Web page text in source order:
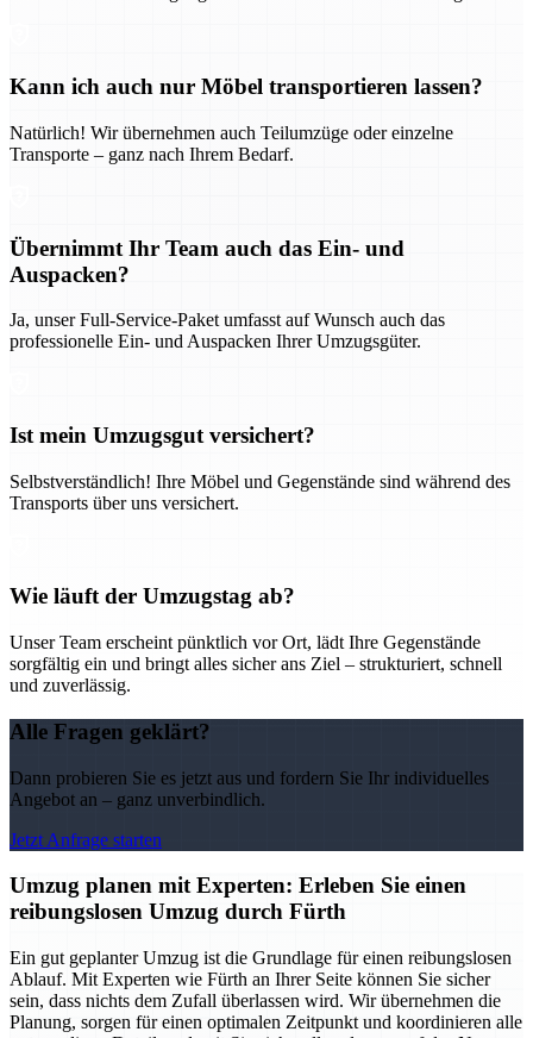
Kann ich auch nur Möbel transportieren lassen?
Natürlich! Wir übernehmen auch Teilumzüge oder einzelne
Transporte – ganz nach Ihrem Bedarf.
Übernimmt Ihr Team auch das Ein- und
Auspacken?
Ja, unser Full-Service-Paket umfasst auf Wunsch auch das
professionelle Ein- und Auspacken Ihrer Umzugsgüter.
Ist mein Umzugsgut versichert?
Selbstverständlich! Ihre Möbel und Gegenstände sind während des
Transports über uns versichert.
Wie läuft der Umzugstag ab?
Unser Team erscheint pünktlich vor Ort, lädt Ihre Gegenstände
sorgfältig ein und bringt alles sicher ans Ziel – strukturiert, schnell
und zuverlässig.
Alle Fragen geklärt?
Dann probieren Sie es jetzt aus und fordern Sie Ihr individuelles
Angebot an – ganz unverbindlich.
Jetzt Anfrage starten
Umzug planen mit Experten: Erleben Sie einen
reibungslosen Umzug durch Fürth
Ein gut geplanter Umzug ist die Grundlage für einen reibungslosen
Ablauf. Mit Experten wie Fürth an Ihrer Seite können Sie sicher
sein, dass nichts dem Zufall überlassen wird. Wir übernehmen die
Planung, sorgen für einen optimalen Zeitpunkt und koordinieren alle